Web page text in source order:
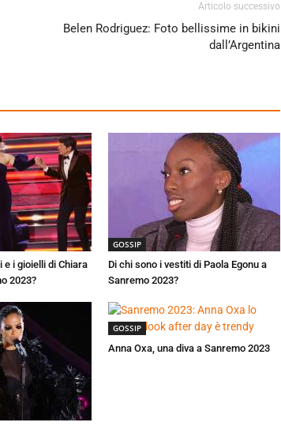
Articolo successivo
Belen Rodriguez: Foto bellissime in bikini
dall’Argentina
e i gioielli di Chiara
2023?
GOSSIP
Di chi sono i vestiti di Paola Egonu a
Sanremo 2023?
GOSSIP
Anna Oxa, una diva a Sanremo 2023